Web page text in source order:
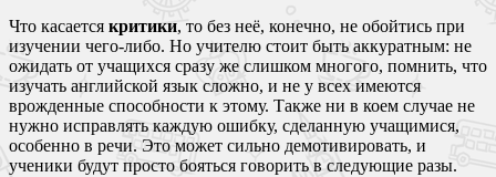
Что касается критики, то без неё, конечно, не обойтись при
изучении чего-либо. Но учителю стоит быть аккуратным: не
ожидать от учащихся сразу же слишком многого, помнить, что
изучать английской язык сложно, и не у всех имеются
врожденные способности к этому. Также ни в коем случае не
нужно исправлять каждую ошибку, сделанную учащимися,
особенно в речи. Это может сильно демотивировать, и
ученики будут просто бояться говорить в следующие разы.